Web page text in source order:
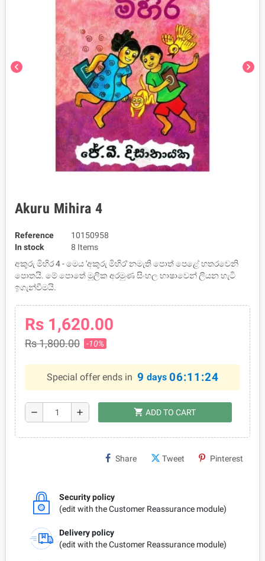
chevron_left chevron_right
Akuru Mihira 4
Reference
10150958
In stock
8 Items
අකුරු මිහිර 4 - මෙය 'අකුරු මිහිර' නමැති පොත් පෙළේ හතරවෙනි
පොතයි. මේ පොතේ මූලික අරමුණ සිංහල භාෂාවෙන් ලියන හැටි
ඉගැන්වීමයි.
Rs 1,620.00
Rs 1,800.00 -10%
Special offer ends in 9 days 06:11:23
remove add shopping_cart ADD TO CART
Share Tweet Pinterest
Security policy
(edit with the Customer Reassurance module)
Delivery policy
(edit with the Customer Reassurance module)